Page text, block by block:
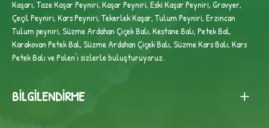
Kaşarı, Taze Kaşar Peyniri, Kaşar Peyniri, Eski Kaşar Peyniri, Gravyer,
Çeçil Peyniri, Kars Peyniri, Tekerlek Kaşar, Tulum Peyniri, Erzincan
Tulum peyniri,Süzme Ardahan Çiçek Balı, Kestane Balı, Petek Bal,
Karakovan Petek Bal, Süzme Ardahan Çiçek Balı, Süzme Kars Balı, Kars
Petek Balı ve Polen'i sizlerle buluşturuyoruz.
BILGILENDIRME